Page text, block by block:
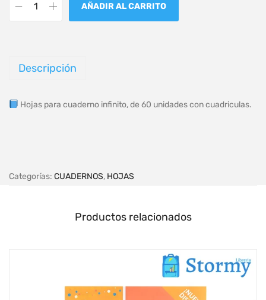
AÑADIR AL CARRITO
Descripción
Hojas para cuaderno infinito, de 60 unidades con cuadriculas.
Categorías: CUADERNOS, HOJAS
Productos relacionados